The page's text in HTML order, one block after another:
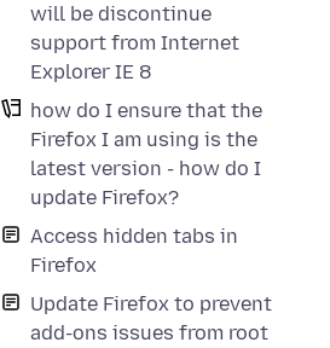
will be discontinue
support from Internet
Explorer IE 8
how do I ensure that the
Firefox I am using is the
latest version - how do I
update Firefox?
Access hidden tabs in
Firefox
Update Firefox to prevent
add-ons issues from root